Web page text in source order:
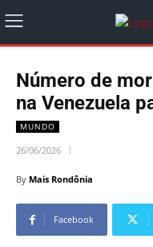
Número de
na Venezuela
MUNDO
26/06/2026
By Mais Rondônia
Facebook